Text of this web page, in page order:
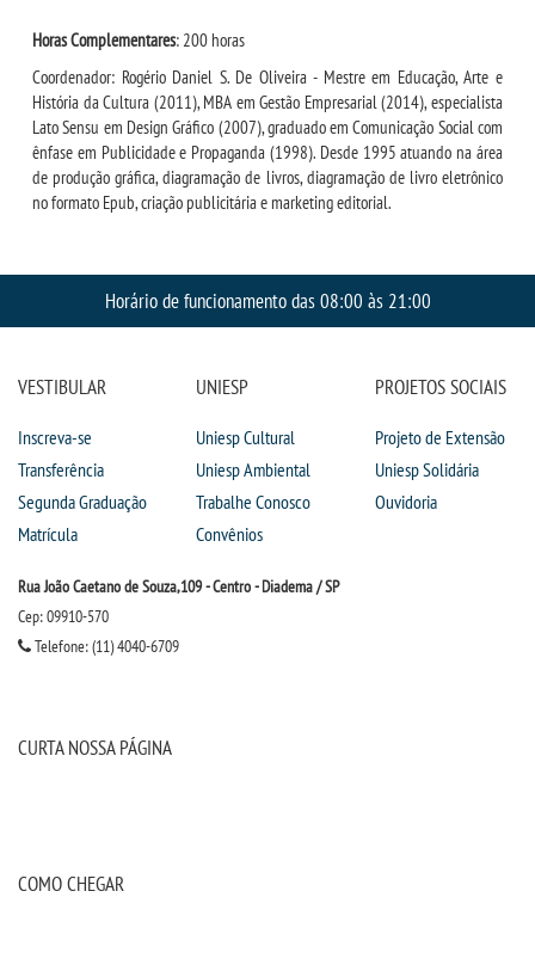
Horas Complementares: 200 horas
Coordenador: Rogério Daniel S. De Oliveira - Mestre em Educação, Arte e
História da Cultura (2011), MBA em Gestão Empresarial (2014), especialista
Lato Sensu em Design Gráfico (2007), graduado em Comunicação Social com
ênfase em Publicidade e Propaganda (1998). Desde 1995 atuando na área
de produção gráfica, diagramação de livros, diagramação de livro eletrônico
no formato Epub, criação publicitária e marketing editorial.
Horário de funcionamento das 08:00 às 21:00
VESTIBULAR
Inscreva-se
Transferência
Segunda Graduação
Matrícula
UNIESP
Uniesp Cultural
Uniesp Ambiental
Trabalhe Conosco
Convênios
PROJETOS SOCIAIS
Projeto de Extensão
Uniesp Solidária
Ouvidoria
Rua João Caetano de Souza,109 - Centro - Diadema / SP
Cep: 09910-570
Telefone: (11) 4040-6709
CURTA NOSSA PÁGINA
COMO CHEGAR